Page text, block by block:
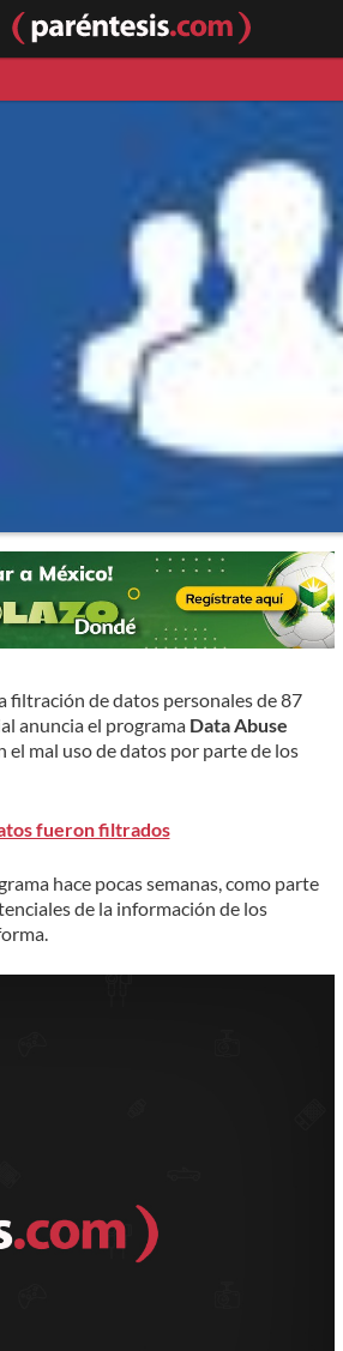
filtración de datos personales de 87
anuncia el programa Data Abuse
el mal uso de datos por parte de los
fueron filtrados
hace pocas semanas, como parte
de la información de los